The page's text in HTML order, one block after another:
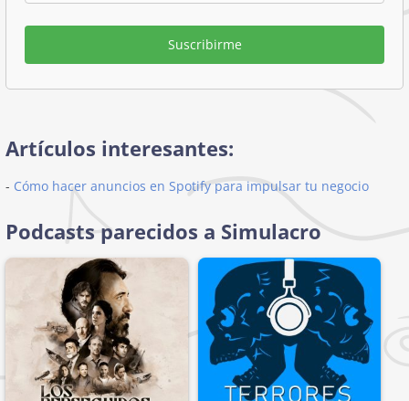
Suscribirme
Artículos interesantes:
- Cómo hacer anuncios en Spotify para impulsar tu negocio
Podcasts parecidos a Simulacro